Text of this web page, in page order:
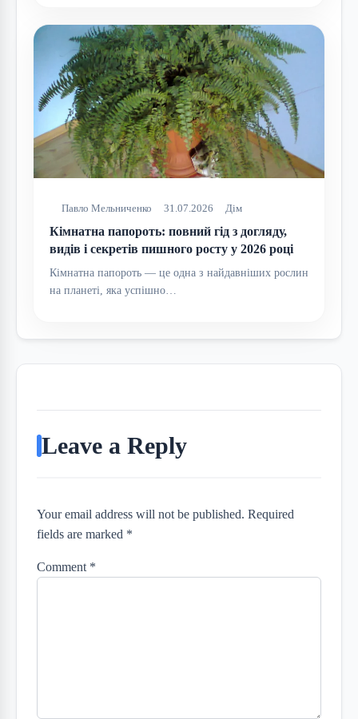
Павло Мельниченко 31.07.2026 Дім
Кімнатна папороть: повний гід з догляду,
видів і секретів пишного росту у 2026 році
Кімнатна папороть — це одна з найдавніших рослин
на планеті, яка успішно…
Leave a Reply
Your email address will not be published. Required
fields are marked *
Comment *